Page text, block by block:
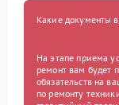
Какие документы
На этапе приема
ремонт вам будет
обязательств на
по ремонту